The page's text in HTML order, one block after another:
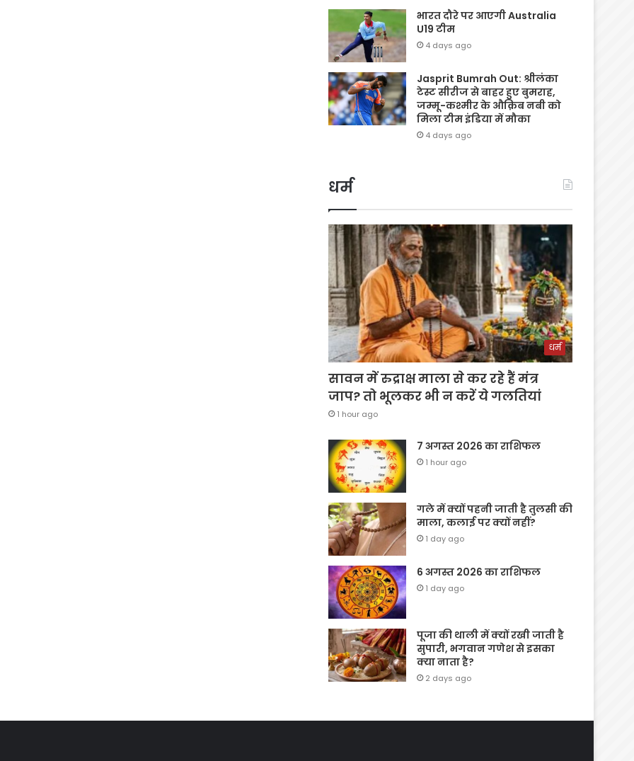
भारत दौरे पर आएगी Australia
U19 टीम
4 days ago
Jasprit Bumrah Out: श्रीलंका
टेस्ट सीरीज से बाहर हुए बुमराह,
जम्मू-कश्मीर के औक़िब नबी को
मिला टीम इंडिया में मौका
4 days ago
धर्म
धर्म
सावन में रुद्राक्ष माला से कर रहे हैं मंत्र
जाप? तो भूलकर भी न करें ये गलतियां
1 hour ago
7 अगस्त 2026 का राशिफल
1 hour ago
गले में क्यों पहनी जाती है तुलसी की
माला, कलाई पर क्यों नहीं?
1 day ago
6 अगस्त 2026 का राशिफल
1 day ago
पूजा की थाली में क्यों रखी जाती है
सुपारी, भगवान गणेश से इसका
क्या नाता है?
2 days ago